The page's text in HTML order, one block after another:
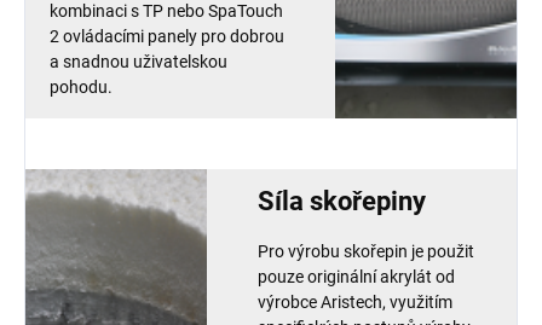
kombinaci s TP nebo SpaTouch
2 ovládacími panely pro dobrou
a snadnou uživatelskou
pohodu.
Síla skořepiny
Pro výrobu skořepin je použit
pouze originální akrylát od
výrobce Aristech, využitím